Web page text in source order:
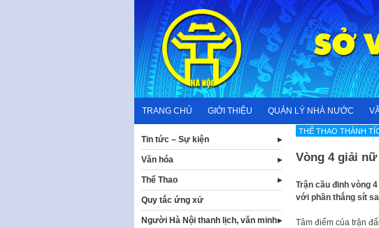
content
TRANG CHỦ GIỚI THIỆU QUẢN LÝ NHÀ NƯỚC
THẾ THAO THÀNH
Vòng 4 giải
Trận cầu đinh vòng
với phần thắng sít
Tâm điểm của trận
Tin tức – Sự kiện
Văn hóa
Thể Thao
Quy tắc ứng xử
Người Hà Nội thanh lịch, văn minh